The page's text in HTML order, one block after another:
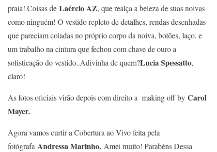
praia! Coisas de Laércio AZ, que realça a beleza de suas noivas
como ninguém! O vestido repleto de detalhes, rendas desenhadas
que pareciam coladas no próprio corpo da noiva, botões, laço, e
um trabalho na cintura que fechou com chave de ouro a
sofisticação do vestido..Adivinha de quem?Lucia Spessatto,
claro!
As fotos oficiais virão depois com direito a making off by Carol
Mayer.
Agora vamos curtir a Cobertura ao Vivo feita pela
fotógrafa Andressa Marinho. Amei muito! Parabéns Dessa